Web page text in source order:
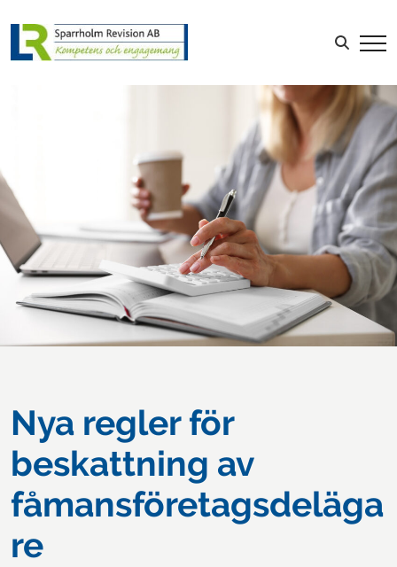
LOGGA IN Sök efter:
Nya regler för
beskattning av
fåmansföretagsdeläga
re